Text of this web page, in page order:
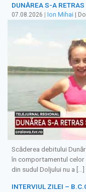
DUNĂREA S-A
07.08.2026 | Ion Mihai |
Scăderea debitului
în comportamentul
din sudul Doljului nu a […]
INTERVIUL ZILEI –